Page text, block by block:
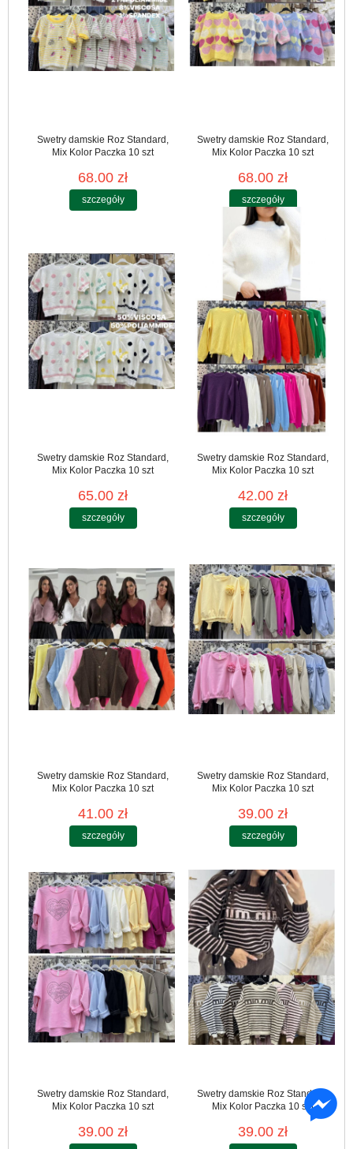
Swetry damskie Roz Standard,
Mix Kolor Paczka 10 szt
68.00 zł
szczegóły
Swetry damskie Roz Standard,
Mix Kolor Paczka 10 szt
68.00 zł
szczegóły
Swetry damskie Roz Standard,
Mix Kolor Paczka 10 szt
65.00 zł
szczegóły
Swetry damskie Roz Standard,
Mix Kolor Paczka 10 szt
42.00 zł
szczegóły
Swetry damskie Roz Standard,
Mix Kolor Paczka 10 szt
41.00 zł
szczegóły
Swetry damskie Roz Standard,
Mix Kolor Paczka 10 szt
39.00 zł
szczegóły
Swetry damskie Roz Standard,
Mix Kolor Paczka 10 szt
39.00 zł
Swetry damskie Roz Standard,
Mix Kolor Paczka 10 szt
39.00 zł